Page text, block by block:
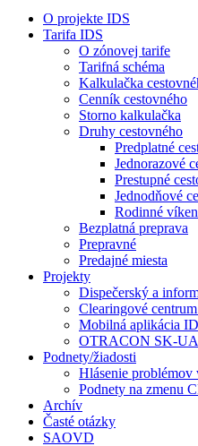
O projekte IDS
Tarifa IDS
O zónovej tarife
Tarifná schéma
Kalkulačka
Cenník cestovného
Storno kalkulačka
Druhy cestovného
Predplatné
Jednorazové
Prestupné
Jednodňové
Rodinné
Bezplatná preprava
Prepravné
Predajné miesta
Projekty
Dispečerský a
Clearingové
Mobilná aplikácia
OTRACON SK-UA
Podnety/žiadosti
Hlásenie problémov
Podnety na zmenu
Archív
Časté otázky
SAOVD